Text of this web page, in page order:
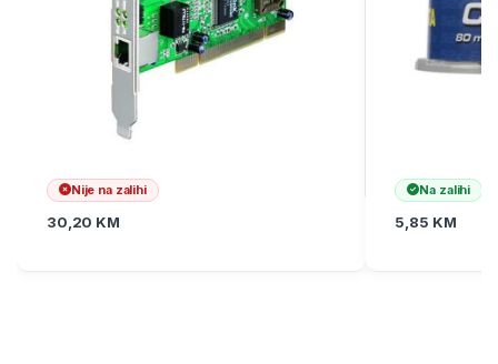
Nije na zalihi
30,20 KM
Na zalihi
5,85 KM